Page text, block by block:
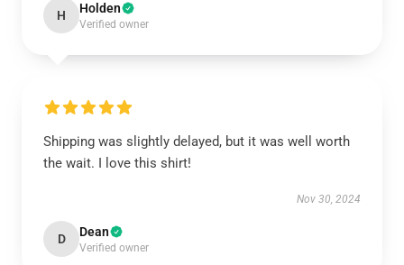
H Holden
Verified owner
Shipping was slightly delayed, but it was well worth
the wait. I love this shirt!
Nov 30, 2024
D Dean
Verified owner